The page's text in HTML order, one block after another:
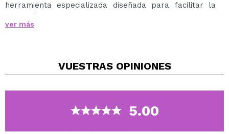
herramienta especializada diseñada para facilitar la
aplicación
precisa y uniforme de aceites capilares.
eficiente del aceite a
La punta de silicona del aplicador facilita la aplicación
directa en el cuero cabelludo, asegurando que el aceite
ver más
VUESTRAS OPINIONES
5.00